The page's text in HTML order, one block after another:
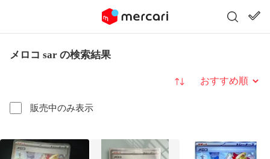
メロコ sar の検索結果
販売中のみ表示
並び替え